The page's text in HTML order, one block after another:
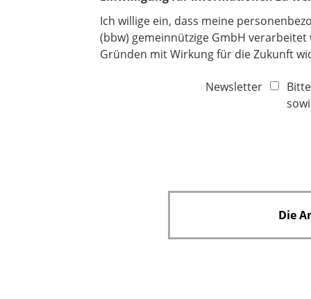
i
c
h
t
e
Ich willige ein, dass meine
(bbw) gemeinnützige GmbH
Gründen mit Wirkung für die Zukunft
Newsletter
Die